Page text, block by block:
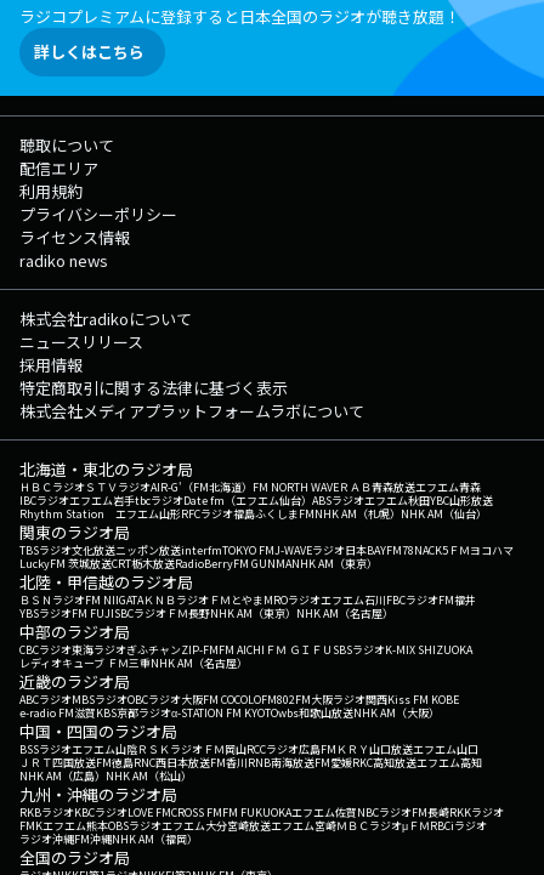
ラジコプレミアムに登録すると日本全国のラジオが聴き放題！
詳しくはこちら
聴取について
配信エリア
利用規約
プライバシーポリシー
ライセンス情報
radiko news
株式会社radikoについて
ニュースリリース
採用情報
特定商取引に関する法律に基づく表示
株式会社メディアプラットフォームラボについて
北海道・東北のラジオ局
ＨＢＣラジオＳＴＶラジオAIR-G'（FM北海道） FM NORTH WAVEＲＡＢ青森放送エフエム青森
IBCラジオエフエム岩手tbcラジオDate fm（エフエム仙台） ABSラジオエフエム秋田YBC山形放送
Rhythm Station エフエム山形RFCラジオ福島ふくしまFMNHK AM（札幌） NHK AM（仙台）
関東のラジオ局
TBSラジオ文化放送ニッポン放送interfmTOKYO FMJ-WAVEラジオ日本BAYFM78NACK5 ＦＭヨコハマ
LuckyFM 茨城放送CRT栃木放送RadioBerryFM GUNMANHK AM（東京）
北陸・甲信越のラジオ局
ＢＳＮラジオFM NIIGATAＫＮＢラジオ ＦＭとやまMROラジオエフエム石川FBCラジオFM福井
YBSラジオFM FUJISBCラジオ ＦＭ長野NHK AM（東京） NHK AM（名古屋）
中部のラジオ局
CBCラジオ東海ラジオぎふチャンZIP-FMFM AICHI ＦＭ ＧＩＦＵ SBSラジオK-MIX SHIZUOKA
レディオキューブ ＦＭ三重NHK AM（名古屋）
近畿のラジオ局
ABCラジオMBSラジオOBCラジオ大阪FM COCOLOFM802FM大阪ラジオ関西Kiss FM KOBE
e-radio FM滋賀KBS京都ラジオα-STATION FM KYOTOwbs和歌山放送NHK AM（大阪）
中国・四国のラジオ局
BSSラジオエフエム山陰ＲＳＫラジオ ＦＭ岡山RCCラジオ広島FM ＫＲＹ山口放送エフエム山口
ＪＲＴ四国放送FM徳島RNC西日本放送FM香川RNB南海放送FM愛媛RKC高知放送エフエム高知
NHK AM（広島） NHK AM（松山）
九州・沖縄のラジオ局
RKBラジオKBCラジオLOVE FMCROSS FMFM FUKUOKAエフエム佐賀NBCラジオFM長崎RKKラジオ
FMKエフエム熊本OBSラジオエフエム大分宮崎放送エフエム宮崎ＭＢＣラジオμＦＭRBCiラジオ
ラジオ沖縄FM沖縄NHK AM（福岡）
全国のラジオ局